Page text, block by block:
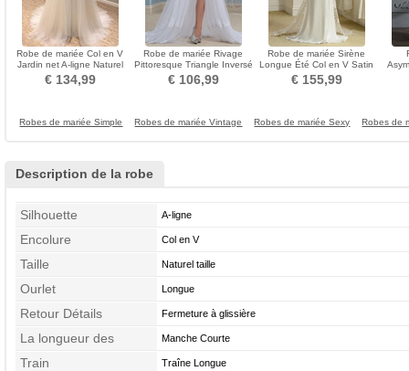
Robe de mariée Col en V
Jardin net A-ligne Naturel
taille Tube droit
€ 134,99
Robe de mariée Rivage
Pittoresque Triangle Inversé
Printemps
€ 106,99
Robe de mariée Sirène
Longue Été Col en V Satin
Couvert de Dentelle
€ 155,99
Robes de mariée Simple Robes de mariée Vintage Robes de mariée Sexy Robes de
Description de la robe
Silhouette A-ligne
Encolure Col en V
Taille Naturel taille
Ourlet Longue
Retour Détails Fermeture à glissière
La longueur des
manches
Manche Courte
Train Traîne Longue